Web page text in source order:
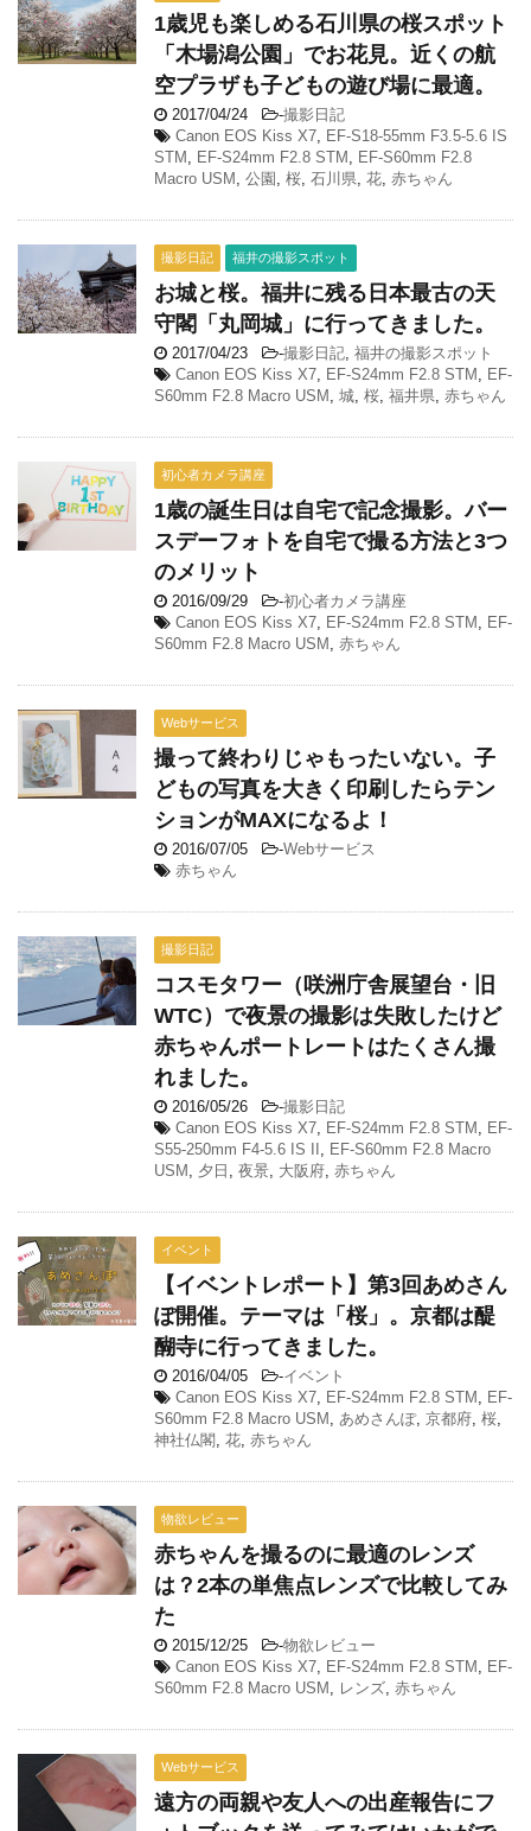
1歳児も楽しめる石川県の桜スポット
「木場潟公園」でお花見。近くの航
空プラザも子どもの遊び場に最適。
2017/04/24 -撮影日記
Canon EOS Kiss X7, EF-S18-55mm F3.5-5.6 IS
STM , EF-S24mm F2.8 STM , EF-S60mm F2.8
Macro USM , 公園 , 桜, 石川県, 花, 赤ちゃん
撮影日記 福井の撮影スポット
お城と桜。福井に残る日本最古の天
守閣「丸岡城」に行ってきました。
2017/04/23 -撮影日記, 福井の撮影スポット
Canon EOS Kiss X7, EF-S24mm F2.8 STM , EF-
S60mm F2.8 Macro USM , 城, 桜, 福井県, 赤ちゃん
初心者カメラ講座
1歳の誕生日は自宅で記念撮影。バー
スデーフォトを自宅で撮る方法と3つ
のメリット
2016/09/29 -初心者カメラ講座
Canon EOS Kiss X7, EF-S24mm F2.8 STM , EF-
S60mm F2.8 Macro USM , 赤ちゃん
Webサービス
撮って終わりじゃもったいない。子
どもの写真を大きく印刷したらテン
ションがMAXになるよ！
2016/07/05 -Webサービス
赤ちゃん
撮影日記
コスモタワー（咲洲庁舎展望台・旧
WTC）で夜景の撮影は失敗したけど
赤ちゃんポートレートはたくさん撮
れました。
2016/05/26 -撮影日記
Canon EOS Kiss X7, EF-S24mm F2.8 STM , EF-
S55-250mm F4-5.6 IS II , EF-S60mm F2.8 Macro
USM , 夕日 , 夜景, 大阪府, 赤ちゃん
イベント
【イベントレポート】第3回あめさん
ぽ開催。テーマは「桜」。京都は醍
醐寺に行ってきました。
2016/04/05 -イベント
Canon EOS Kiss X7, EF-S24mm F2.8 STM , EF-
S60mm F2.8 Macro USM , あめさんぽ, 京都府, 桜,
神社仏閣, 花, 赤ちゃん
物欲レビュー
赤ちゃんを撮るのに最適のレンズ
は？2本の単焦点レンズで比較してみ
た
2015/12/25 -物欲レビュー
Canon EOS Kiss X7, EF-S24mm F2.8 STM , EF-
S60mm F2.8 Macro USM , レンズ, 赤ちゃん
Webサービス
遠方の両親や友人への出産報告にフ